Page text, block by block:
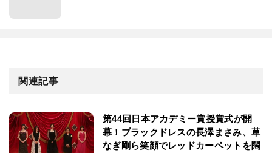
関連記事
第44回⽇本アカデミー賞授賞式が開
幕！ブラックドレスの長澤まさみ、草
なぎ剛ら笑顔でレッドカーペットを闊